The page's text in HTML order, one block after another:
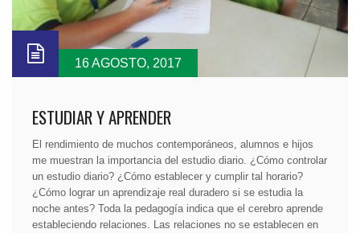
16 AGOSTO, 2017
ESTUDIAR Y APRENDER
El rendimiento de muchos contemporáneos, alumnos e hijos
me muestran la importancia del estudio diario. ¿Cómo controlar
un estudio diario? ¿Cómo establecer y cumplir tal horario?
¿Cómo lograr un aprendizaje real duradero si se estudia la
noche antes? Toda la pedagogía indica que el cerebro aprende
estableciendo relaciones. Las relaciones no se establecen en